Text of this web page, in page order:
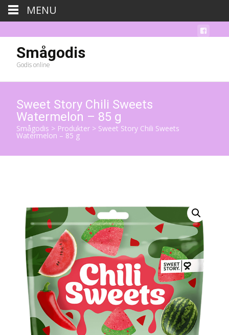
Smågodis
Godis online
Sweet Story Chili Sweets
Watermelon – 85 g
Smågodis > Produkter > Sweet Story Chili Sweets
Watermelon – 85 g
MENU